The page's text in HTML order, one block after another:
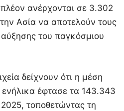
ανέρχονται σε 3.302
Ασία να αποτελούν τους
του παγκόσμιου
δείχνουν ότι η μέση
έφτασε τα 143.343
τοποθετώντας τη